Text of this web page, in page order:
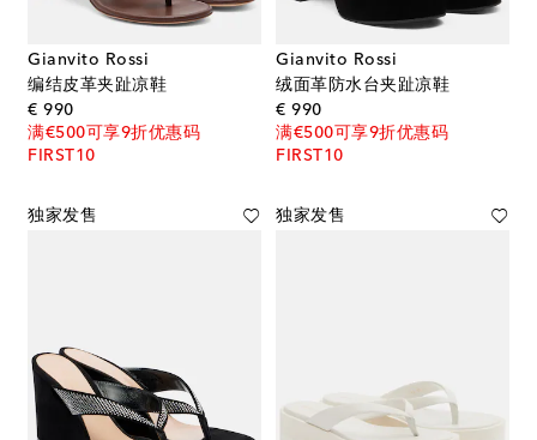
Gianvito Rossi
编结皮革夹趾凉鞋
€ 990original price
满€500可享9折优惠码
FIRST10
Gianvito Rossi
绒面革防水台夹趾凉鞋
€ 990original price
满€500可享9折优惠码
FIRST10
独家发售 独家发售